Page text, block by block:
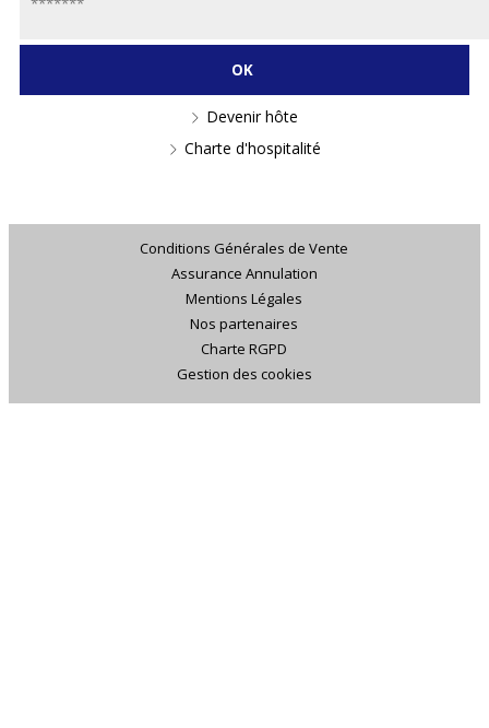
Devenir hôte
Charte d'hospitalité
Conditions Générales de Vente
Assurance Annulation
Mentions Légales
Nos partenaires
Charte RGPD
Gestion des cookies